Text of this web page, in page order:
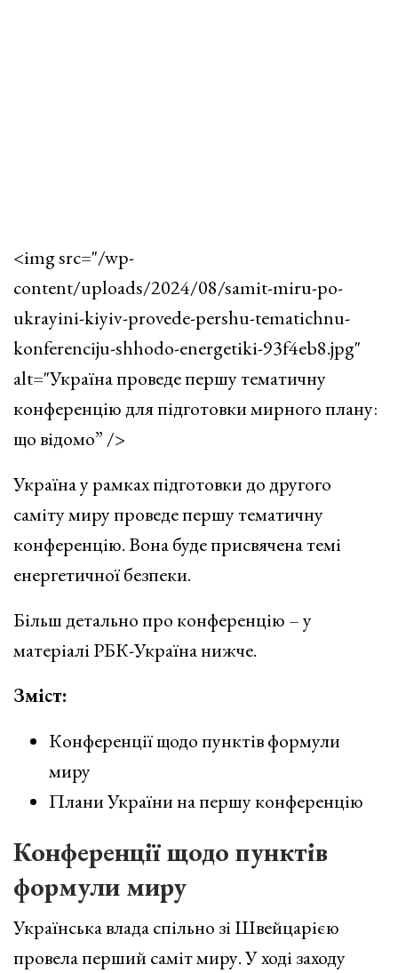
<img src="/wp-
content/uploads/2024/08/samit-miru-po-
ukrayini-kiyiv-provede-pershu-tematichnu-
konferenciju-shhodo-energetiki-93f4eb8.jpg"
alt="Україна проведе першу тематичну
конференціюдля підготовки мирного плану:
що відомо” />
Україна у рамках підготовки до другого
саміту миру проведе першу тематичну
конференцію. Вона буде присвячена темі
енергетичної безпеки.
Більш детально про конференцію – у
матеріалі РБК-Україна нижче.
Зміст:
Конференції щодо пунктів формули
миру
Плани України на першу конференцію
Конференції щодо пунктів
формули миру
Українська влада спільно зі Швейцарією
провела перший саміт миру. У ході заходу